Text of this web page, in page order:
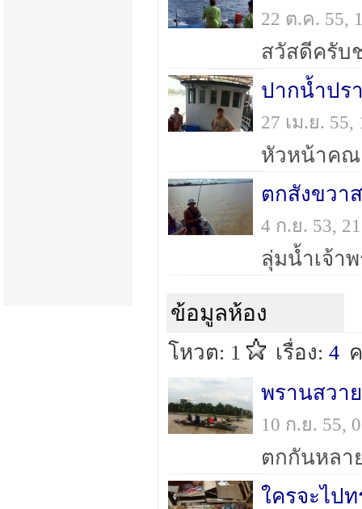
22 ต.ค. 55,
ปากน้ำปร
27 เม.ย.
หัวหน้าคณ
ตกสังขวา
4 ก.ย. 53,
ลุ่มน้ำเจ้า
ข้อมูลห้อง
โหวต: 1 เรื่อง:4
พรานสวา
10 ก.ย. 55,
ตกกันหลา
ใครจะไป